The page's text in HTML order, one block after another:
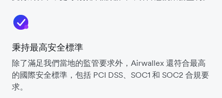
秉持最高安全標準
除了滿足我們當地的監管要求外，Airwallex 還符合最高
的國際安全標準，包括 PCI DSS、SOC1 和 SOC2 合規要
求。